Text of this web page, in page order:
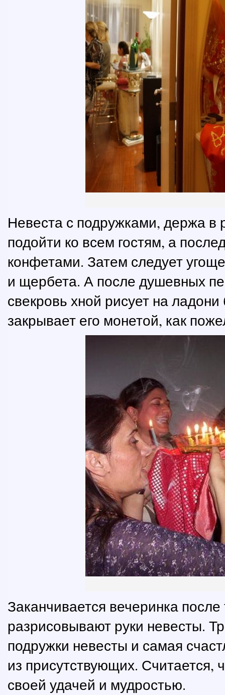
Невеста с подружками, держа
подойти ко всем гостям, а
конфетами. Затем следует
и щербета. А после душевных
свекровь хной рисует на
закрывает его монетой, как
Заканчивается вечеринка после
разрисовывают руки невесты.
подружки невесты и самая
из присутствующих. Считается,
своей удачей и мудростью.